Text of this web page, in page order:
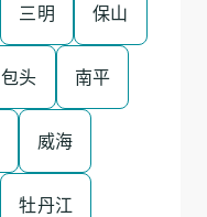
三明 保山
包头 南平
威海
牡丹江